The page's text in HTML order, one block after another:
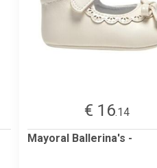
€ 16.14
Mayoral Ballerina's -